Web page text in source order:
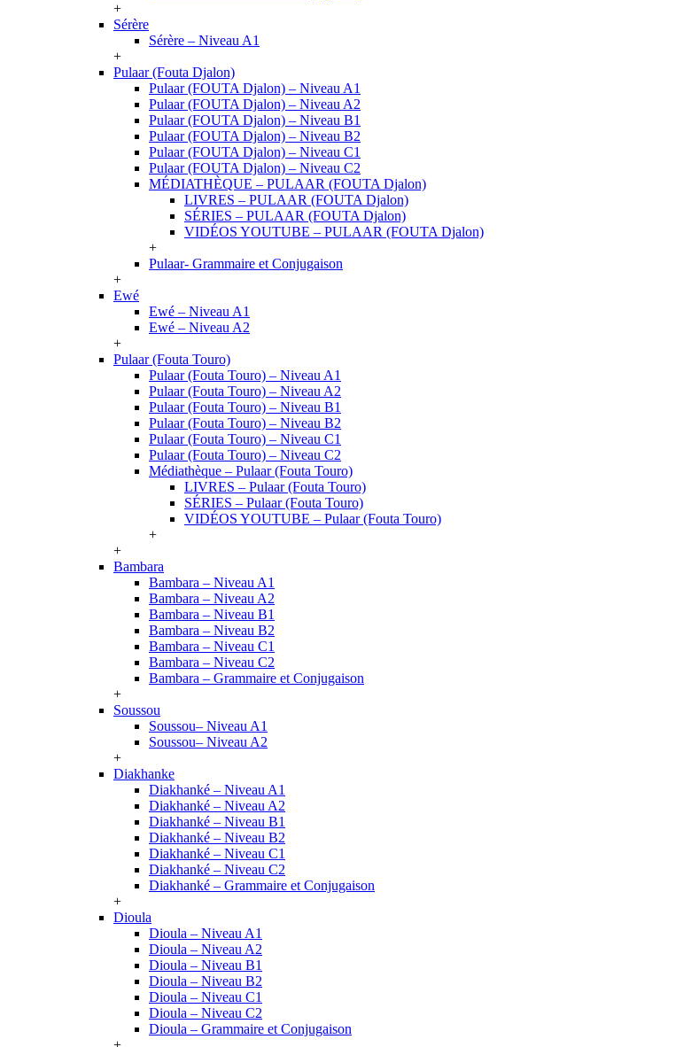
+
Sérère
Sérère – Niveau A1
+
Pulaar (Fouta Djalon)
Pulaar (FOUTA Djalon) – Niveau A1
Pulaar (FOUTA Djalon) – Niveau A2
Pulaar (FOUTA Djalon) – Niveau B1
Pulaar (FOUTA Djalon) – Niveau B2
Pulaar (FOUTA Djalon) – Niveau C1
Pulaar (FOUTA Djalon) – Niveau C2
MÉDIATHÈQUE – PULAAR (FOUTA Djalon)
LIVRES – PULAAR (FOUTA Djalon)
SÉRIES – PULAAR (FOUTA Djalon)
VIDÉOS YOUTUBE – PULAAR (FOUTA Djalon)
+
Pulaar- Grammaire et Conjugaison
+
Ewé
Ewé – Niveau A1
Ewé – Niveau A2
+
Pulaar (Fouta Touro)
Pulaar (Fouta Touro) – Niveau A1
Pulaar (Fouta Touro) – Niveau A2
Pulaar (Fouta Touro) – Niveau B1
Pulaar (Fouta Touro) – Niveau B2
Pulaar (Fouta Touro) – Niveau C1
Pulaar (Fouta Touro) – Niveau C2
Médiathèque – Pulaar (Fouta Touro)
LIVRES – Pulaar (Fouta Touro)
SÉRIES – Pulaar (Fouta Touro)
VIDÉOS YOUTUBE – Pulaar (Fouta Touro)
+
+
Bambara
Bambara – Niveau A1
Bambara – Niveau A2
Bambara – Niveau B1
Bambara – Niveau B2
Bambara – Niveau C1
Bambara – Niveau C2
Bambara – Grammaire et Conjugaison
+
Soussou
Soussou– Niveau A1
Soussou– Niveau A2
+
Diakhanke
Diakhanké – Niveau A1
Diakhanké – Niveau A2
Diakhanké – Niveau B1
Diakhanké – Niveau B2
Diakhanké – Niveau C1
Diakhanké – Niveau C2
Diakhanké – Grammaire et Conjugaison
+
Dioula
Dioula – Niveau A1
Dioula – Niveau A2
Dioula – Niveau B1
Dioula – Niveau B2
Dioula – Niveau C1
Dioula – Niveau C2
Dioula – Grammaire et Conjugaison